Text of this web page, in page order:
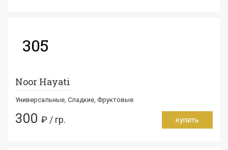
305
Noor Hayati
Универсальные, Сладкие, Фруктовые
300 ₽ / гр. купить